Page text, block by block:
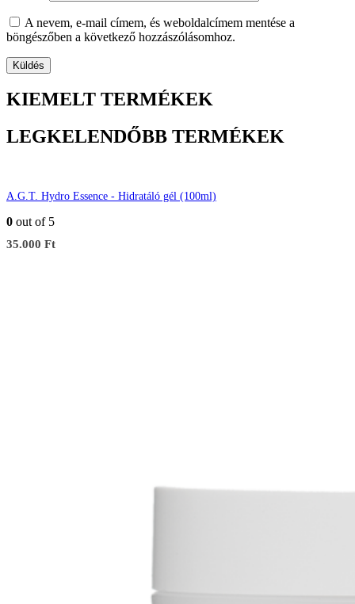
A nevem, e-mail címem, és weboldalcímem mentése a
böngészőben a következő hozzászólásomhoz.
KIEMELT TERMÉKEK
LEGKELENDŐBB TERMÉKEK
A.G.T. Hydro Essence - Hidratáló gél (100ml)
0 out of 5
35.000 Ft